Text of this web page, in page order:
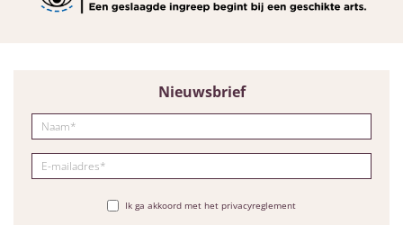
Nieuwsbrief
Ik ga akkoord met het privacyreglement